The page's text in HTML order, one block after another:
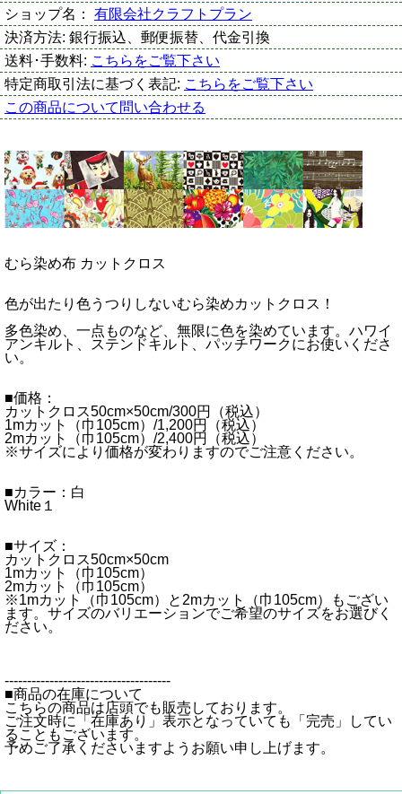
ショップ名： 有限会社クラフトプラン
決済方法: 銀行振込、郵便振替、代金引換
送料･手数料: こちらをご覧下さい
特定商取引法に基づく表記: こちらをご覧下さい
この商品について問い合わせる
むら染め布 カットクロス
色が出たり色うつりしないむら染めカットクロス！
多色染め、一点ものなど、無限に色を染めています。ハワイ
アンキルト、ステンドキルト、パッチワークにお使いくださ
い。
■価格：
カットクロス50cm×50cm/300円（税込）
1mカット（巾105cm）/1,200円（税込）
2mカット（巾105cm）/2,400円（税込）
※サイズにより価格が変わりますのでご注意ください。
■カラー：白
White１
■サイズ：
カットクロス50cm×50cm
1mカット（巾105cm）
2mカット（巾105cm）
※1mカット（巾105cm）と2mカット（巾105cm）もござい
ます。サイズのバリエーションでご希望のサイズをお選びく
ださい。
-------------------------------------
■商品の在庫について
こちらの商品は店頭でも販売しております。
ご注文時に「在庫あり」表示となっていても「完売」してい
ることもございます。
予めご了承くださいますようお願い申し上げます。